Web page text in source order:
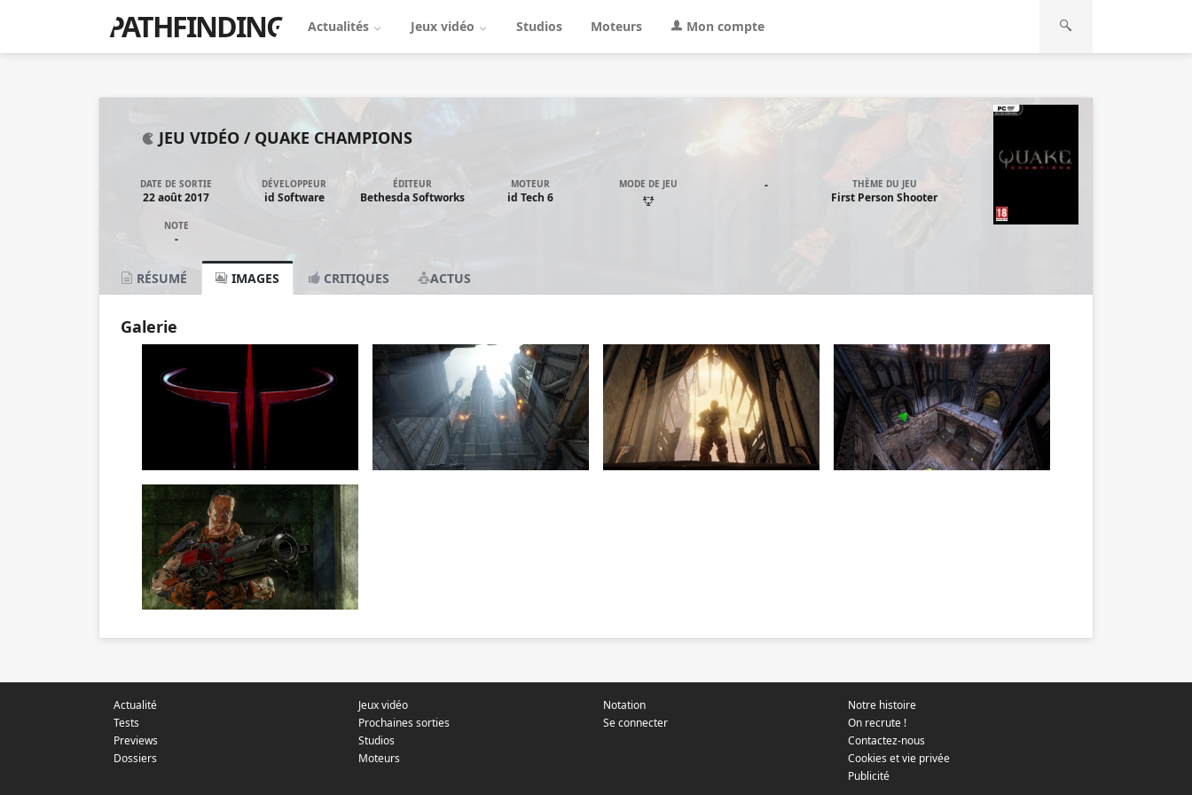
PATHFINDING Actualités Jeux vidéo Studios Moteurs Mon compte
JEU VIDÉO / QUAKE CHAMPIONS
DATE DE SORTIE
22 août 2017
DÉVELOPPEUR
id Software
ÉDITEUR
Bethesda Softworks
MOTEUR
id Tech 6
MODE DE JEU - THÈME DU JEU
First Person Shooter
NOTE
-
RÉSUMÉ IMAGES CRITIQUES ACTUS
Galerie
Actualité
Tests
Previews
Dossiers
Jeux vidéo
Prochaines sorties
Studios
Moteurs
Notation
Se connecter
Notre histoire
On recrute !
Contactez-nous
Cookies et vie privée
Publicité